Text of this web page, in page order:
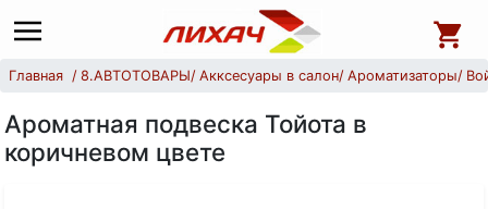
Главная 8.АВТОТОВАРЫ Акксесуары в салон Ароматизаторы
Ароматная подвеска Тойота в
коричневом цвете